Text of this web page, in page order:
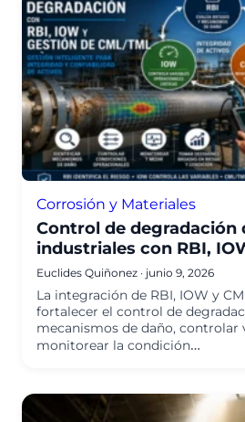
Corrosión y Materiales
Control de degradación
industriales con RBI,
Euclides Quiñonez · junio 9, 2026
La integración de RBI, IOW y
fortalecer el control de
mecanismos de daño, controlar
monitorear la condición…